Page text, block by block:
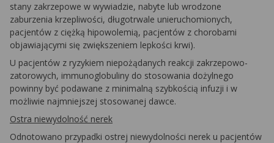
stany zakrzepowe w wywiadzie, nabyte lub wrodzone
zaburzenia krzepliwości, długotrwale unieruchomionych,
pacjentów z ciężką hipowolemią, pacjentów z chorobami
objawiającymi się zwiększeniem lepkości krwi).
U pacjentów z ryzykiem niepożądanych reakcji zakrzepowo-
zatorowych, immunoglobuliny do stosowania dożylnego
powinny być podawane z minimalną szybkością infuzji i w
możliwie najmniejszej stosowanej dawce.
Ostra niewydolność nerek
Odnotowano przypadki ostrej niewydolności nerek u pacjentów